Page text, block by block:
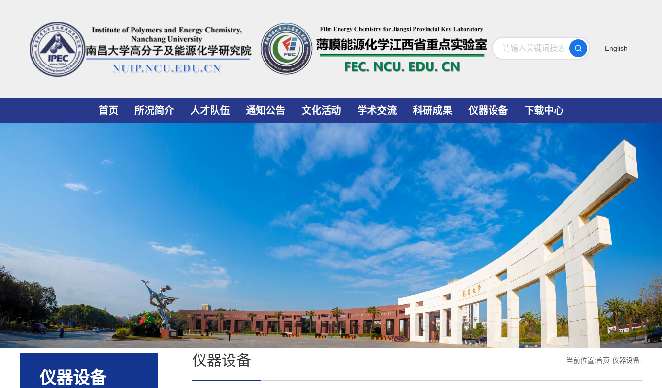
搜索
| English
首页 所况简介 人才队伍 通知公告 文化活动 学术交流 科研成果 仪器设备 下载中心
仪器设备
仪器设备 当前位置:首页-仪器设备-